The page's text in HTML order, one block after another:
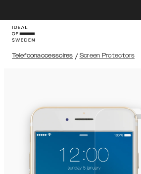
Telefoonaccessoires / Screen Protectors